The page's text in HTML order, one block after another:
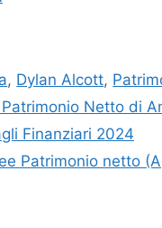
, Dylan Alcott,
Netto di
Finanziari 2024
Patrimonio netto